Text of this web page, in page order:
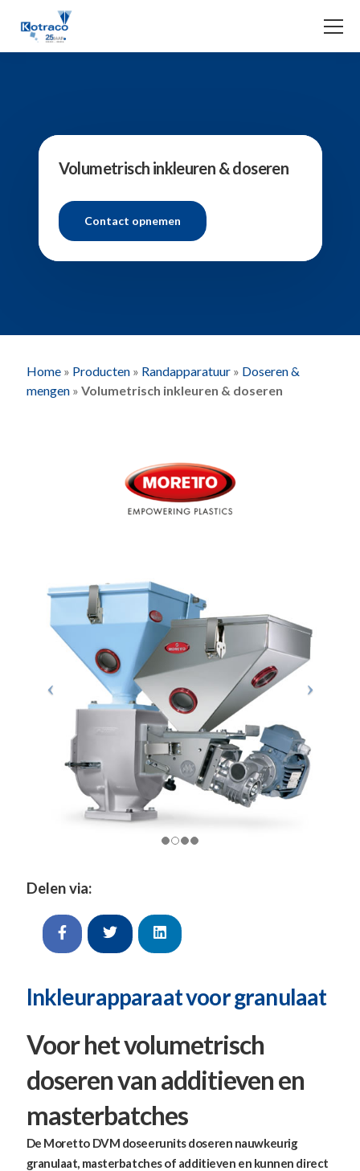
Volumetrisch inkleuren & doseren
Contact opnemen
Home» Producten» Randapparatuur» Doseren &
mengen» Volumetrisch inkleuren & doseren
Delen via:
Inkleurapparaat voor granulaat
Voor het volumetrisch
doseren van additieven en
masterbatches
De Moretto DVM doseerunits doseren nauwkeurig
granulaat, masterbatches of additieven en kunnen direct